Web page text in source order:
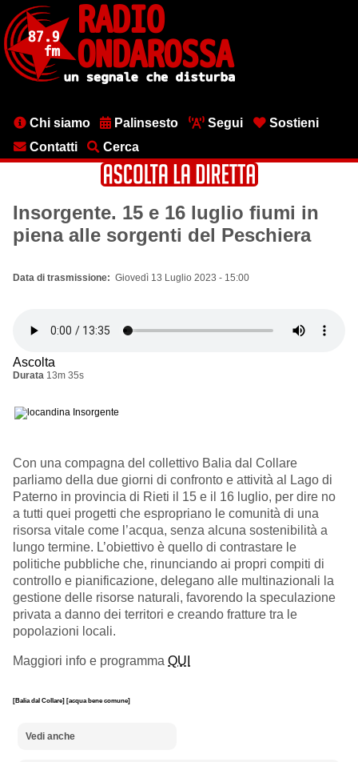
contenuto
principale
MenuChi siamo Palinsesto Segui
Sostieni
Contatti
Cerca
Insorgente. 15 e 16 luglio fiumi in
piena alle sorgenti del Peschiera
Data di trasmissione Giovedì 13 Luglio 2023 - 15:00
Ascolta
Durata 13m 35s
Con una compagna del collettivo Balia dal Collare
parliamo della due giorni di confronto e attività al Lago di
Paterno in provincia di Rieti i l 15 e il 16 luglio, per dire no
a tutti quei progetti che espropriano le comunità di una
risorsa vitale come l’acqua, senza alcuna sostenibilità a
lungo termine. L’obiettivo è quello di contrastare le
politiche pubbliche che, rinunciando ai propri compiti di
controllo e pianificazione, delegano alle multinazionali la
gestione delle risorse naturali, favorendo la speculazione
privata a danno dei territori e creando fratture tra le
popolazioni locali.
Maggiori info e programma QUI
[Balia dal Collare] [acqua bene comune]
Vedi anche